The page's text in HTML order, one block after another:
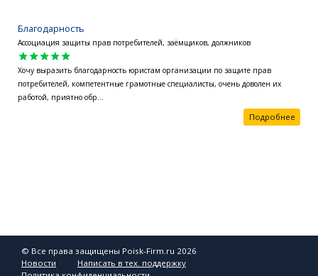
Благодарность
Ассоциация защиты прав потребителей, заёмщиков, должников
star
star
star
star
star
Хочу выразить благодарность юристам организации по защите прав
потребителей, компетентные грамотные специалисты, очень доволен их
работой, приятно обр...
Подробнее
© Все права защищены Poisk-Firm.ru 2026
Новости
Написать в тех. поддержку